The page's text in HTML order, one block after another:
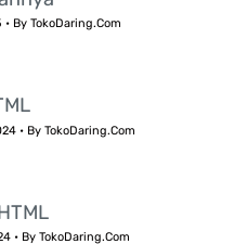
• ByTokoDaring.Com
• ByTokoDaring.Com
• ByTokoDaring.Com